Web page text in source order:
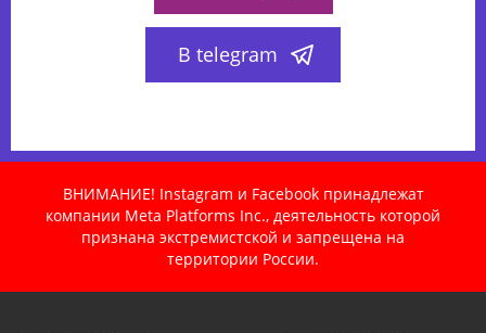
В telegram
ВНИМАНИЕ! Instagram и Facebook принадлежат
компании Meta Platforms Inc., деятельность которой
признана экстремистской и запрещена на
территории России.